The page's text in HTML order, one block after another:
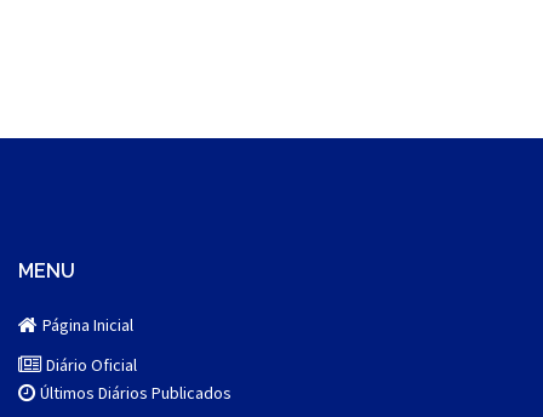
MENU
Página Inicial
Diário Oficial
Últimos Diários Publicados